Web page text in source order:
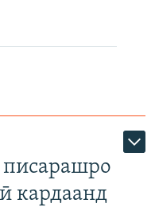
писарашро
кардаанд